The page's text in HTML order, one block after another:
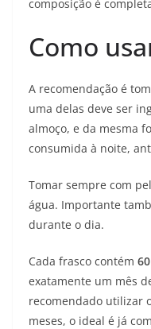
composição é
Como
A recomendação é
uma delas deve ser
almoço, e da mesma
consumida à noite,
Tomar sempre com
água. Importante
durante o dia.
Cada frasco contém
exatamente um mês
recomendado utilizar
meses, o ideal é já